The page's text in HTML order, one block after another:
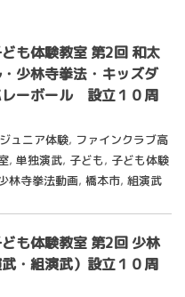
ども体験教室 第2回 和太
少林寺拳法・キッズダ
レーボール 設立１０周
ジュニア体験, ファインクラブ高
, 単独演武, 子ども, 子ども体験
林寺拳法動画, 橋本市, 組演武
ども体験教室 第2回 少林
・組演武）設立１０周